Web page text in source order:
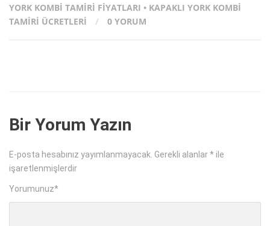
YORK KOMBI TAMIRI FIYATLARI • KAPAKLI YORK KOMBI
TAMIRI ÜCRETLERI
/ 0 YORUM
Bir Yorum Yazın
E-posta hesabınız yayımlanmayacak. Gerekli alanlar* ile
işaretlenmişlerdir
Yorumunuz*